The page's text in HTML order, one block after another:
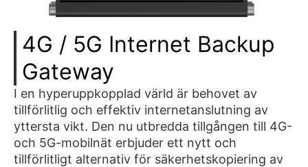
4G / 5G Internet Backup
Gateway
I en hyperuppkopplad värld är behovet av
tillförlitlig och effektiv internetanslutning av
yttersta vikt. Den nu utbredda tillgången till 4G-
och 5G-mobilnät erbjuder ett nytt och
tillförlitligt alternativ för säkerhetskopiering av